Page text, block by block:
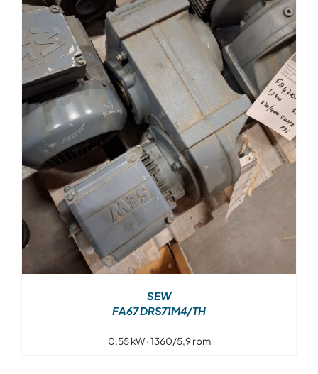
SEW
FA67 DRS71M4/TH
0.55 kW · 1360/5,9 rpm